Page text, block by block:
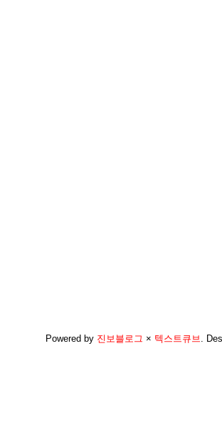
Powered by 진보블로그 × 텍스트큐브